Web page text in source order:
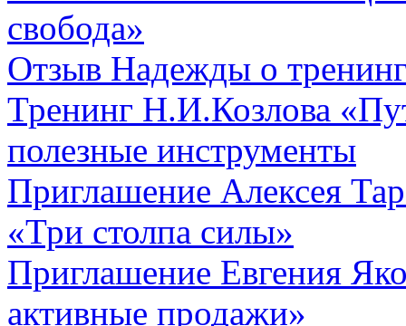
свобода»
Отзыв Надежды о
Тренинг Н.И.Козлова
полезные инструменты
Приглашение Алексея
«Три столпа силы»
Приглашение Евгения
активные продажи»